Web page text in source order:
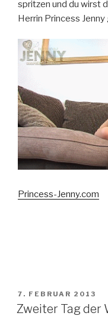
spritzen und du wirst
Herrin Princess
Princess-Jenny.com
VERÖFFENTLICHT
AM
7. FEBRUAR 2013
Zweiter Tag der